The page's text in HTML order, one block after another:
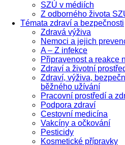
SZÚ v médiích
Z odborného života
Témata zdraví a bezpečnosti
Zdravá výživa
Nemoci a jejich
A – Z infekce
Připravenost a reakce
Zdraví a životní
Zdraví, výživa,
běžného užívání
Pracovní prostředí a
Podpora zdraví
Cestovní medicína
Vakcíny a očkování
Pesticidy
Kosmetické přípravky